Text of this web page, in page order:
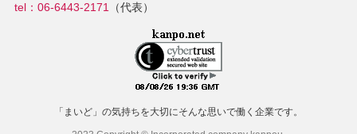
tel：06-6443-2171（代表）
「まいど」の気持ちを大切にそんな思いで働く企業です。